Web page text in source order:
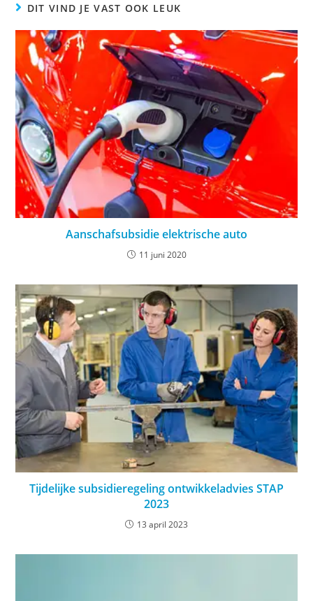
DIT VIND JE VAST OOK LEUK
Aanschafsubsidie elektrische auto
11 juni 2020
Tijdelijke subsidieregeling ontwikkeladvies STAP
2023
13 april 2023